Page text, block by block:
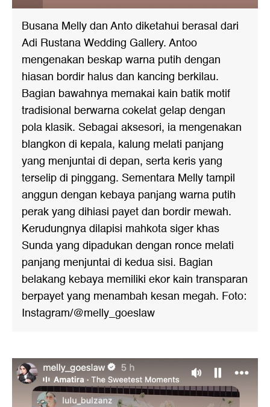
Busana Melly dan Anto diketahui berasal dari
Adi Rustana Wedding Gallery. Antoo
mengenakan beskap warna putih dengan
hiasan bordir halus dan kancing berkilau.
Bagian bawahnya memakai kain batik motif
tradisional berwarna cokelat gelap dengan
pola klasik. Sebagai aksesori, ia mengenakan
blangkon di kepala, kalung melati panjang
yang menjuntai di depan, serta keris yang
terselip di pinggang. Sementara Melly tampil
anggun dengan kebaya panjang warna putih
perak yang dihiasi payet dan bordir mewah.
Kerudungnya dilapisi mahkota siger khas
Sunda yang dipadukan dengan ronce melati
panjang menjuntai di kedua sisi. Bagian
belakang kebaya memiliki ekor kain transparan
berpayet yang menambah kesan megah. Foto:
Instagram/@melly_goeslaw